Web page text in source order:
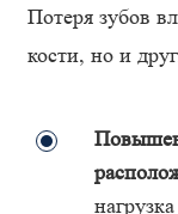
Потеря зубов
кости, но и